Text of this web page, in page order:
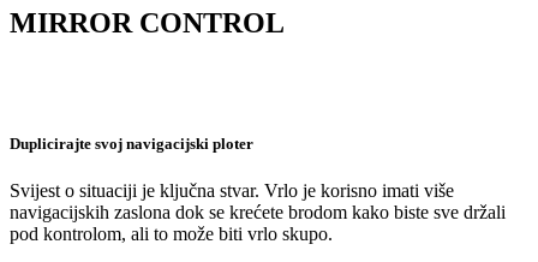
MIRROR CONTROL
Duplicirajte svoj navigacijski ploter
Svijest o situaciji je ključna stvar. Vrlo je korisno imati više
navigacijskih zaslona dok se krećete brodom kako biste sve držali
pod kontrolom, ali to može biti vrlo skupo.